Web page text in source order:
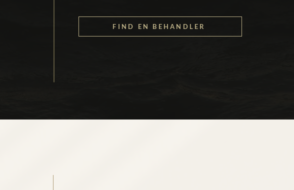
FIND EN BEHANDLER